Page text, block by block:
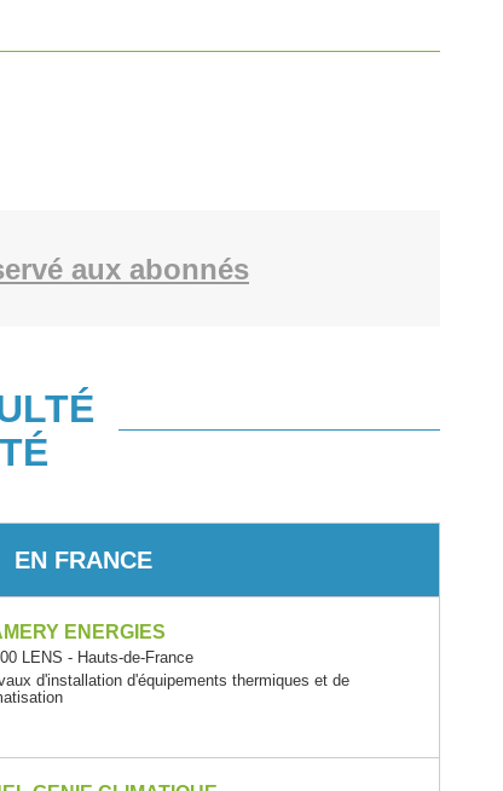
aux abonnés
EN FRANCE
ENERGIES
LENS - Hauts-de-France
d'installation d'équipements thermiques et de